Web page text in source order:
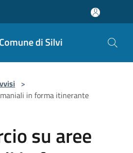
Comune di Silvi
>
in forma itinerante
su aree